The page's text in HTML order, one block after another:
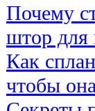
Почему
штор для
Как
чтобы